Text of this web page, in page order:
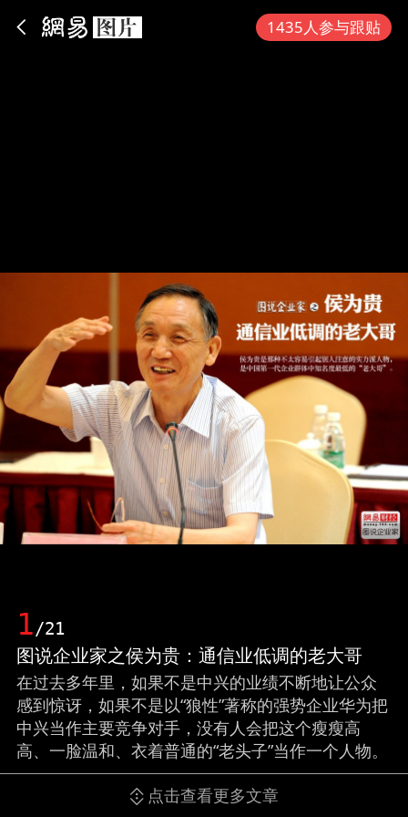
1435人参与跟贴
1/21
图说企业家之侯为贵：通信业低调的老大哥
在过去多年里，如果不是中兴的业绩不断地让公众
感到惊讶，如果不是以“狼性”著称的强势企业华为把
中兴当作主要竞争对手，没有人会把这个瘦瘦高
高、一脸温和、衣着普通的“老头子”当作一个人物。
点击查看更多文章